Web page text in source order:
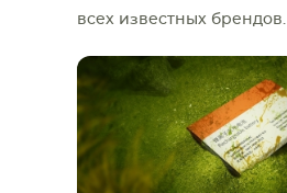
всех известных брендов.